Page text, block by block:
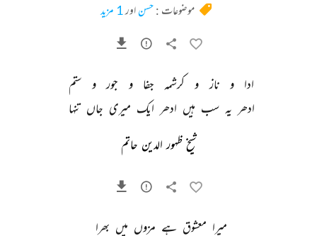
موضوعات :حسن اور1 مزید
ادا و ناز و کرشمہ جفا و جور و
ستم
ادھر یہ سب ہیں ادھر ایک میری جاں تنہا
شیخ ظہور الدین حاتم
میرا معشوق ہے مزوں میں بھرا